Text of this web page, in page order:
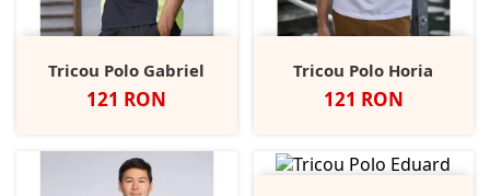
Tricou Polo Gabriel
Pret
121 RON
Tricou Polo Horia
Pret
121 RON